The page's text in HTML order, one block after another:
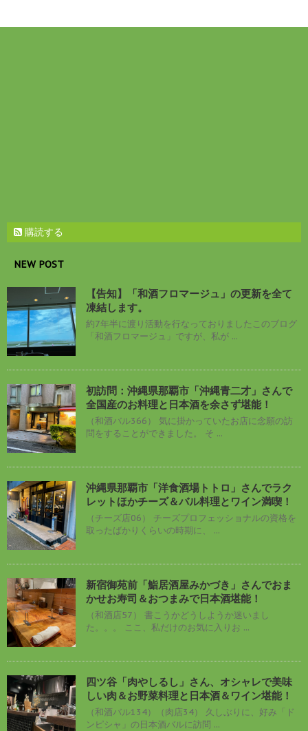
購読する
NEW POST
【告知】「和酒フロマージュ」の更新を全て
凍結します。
約7年半に渡り活動を行なっておりましたこのブログ
「和酒フロマージュ」ですが、私が ...
初訪問：沖縄県那覇市「沖縄青二才」さんで
全国産のお料理と日本酒を余さず堪能！
（和酒バル366） 気に掛かっていたお店に念願の訪
問をすることができました。 そ ...
沖縄県那覇市「洋食酒場トトロ」さんでラク
レットほかチーズ＆バル料理とワイン満喫！
（チーズ店06） チーズプロフェッショナルの資格を
取ったばかりくらいの時期に、 ...
新宿御苑前「鮨居酒屋みかづき」さんでおま
かせお寿司＆おつまみで日本酒堪能！
（和酒店57） 書こうかどうしようか迷いまし
た。。。 ここ、私だけのお気に入りお ...
四ツ谷「肉やしるし」さん、オシャレで美味
しい肉＆お野菜料理と日本酒＆ワイン堪能！
（和酒バル134）（肉店34） 久しぶりに、好み「ド
ンピシャ」の日本酒バルに訪問 ...